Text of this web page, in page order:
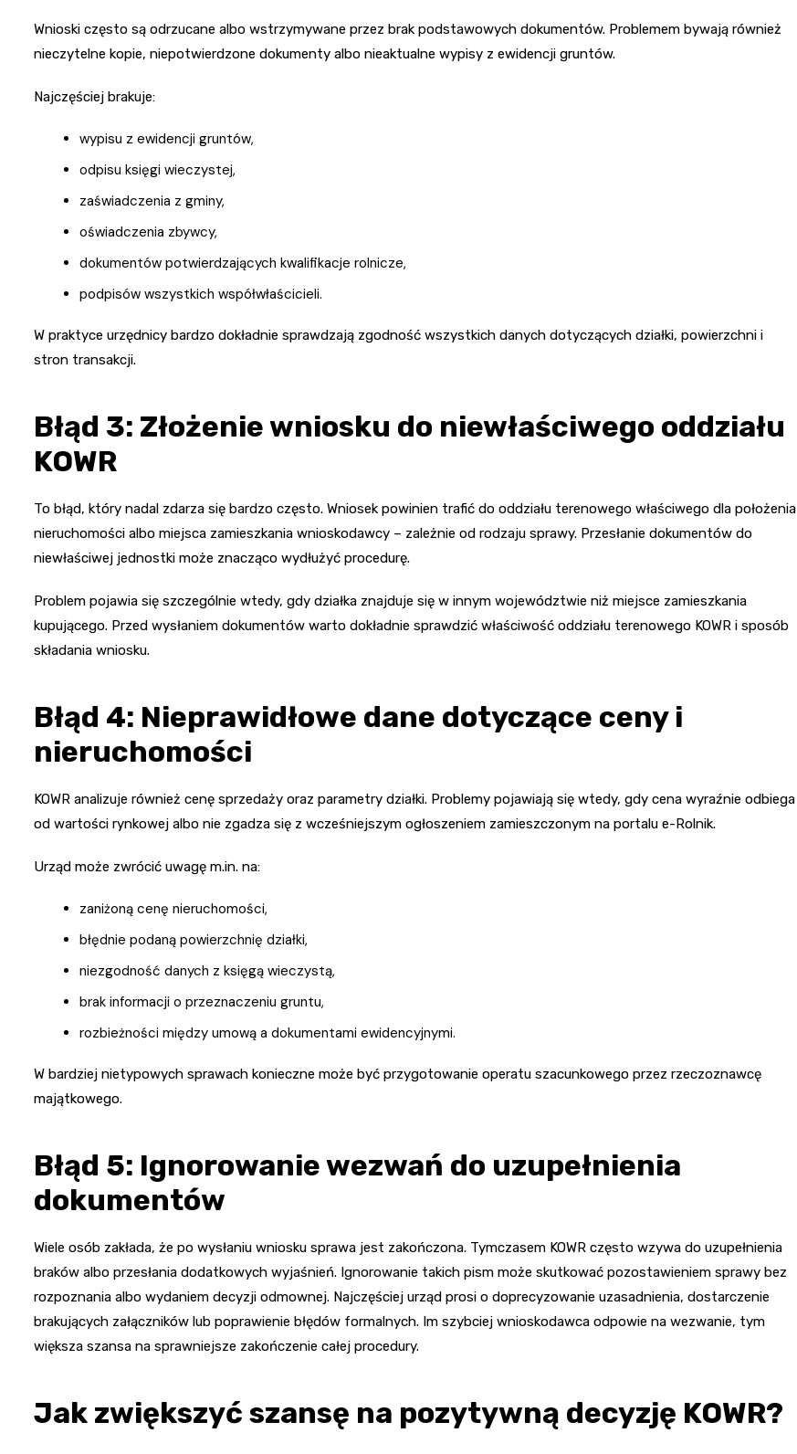
Wnioski często są odrzucane albo wstrzymywane przez brak podstawowych dokumentów. Problemem bywają również
nieczytelne kopie, niepotwierdzone dokumenty albo nieaktualne wypisy z ewidencji gruntów.
Najczęściej brakuje:
wypisu z ewidencji gruntów,
odpisu księgi wieczystej,
zaświadczenia z gminy,
oświadczenia zbywcy,
dokumentów potwierdzających kwalifikacje rolnicze,
podpisów wszystkich współwłaścicieli.
W praktyce urzędnicy bardzo dokładnie sprawdzają zgodność wszystkich danych dotyczących działki, powierzchni i
stron transakcji.
Błąd 3: Złożenie wniosku do niewłaściwego oddziału
KOWR
To błąd, który nadal zdarza się bardzo często. Wniosek powinien trafić do oddziału terenowego właściwego dla położenia
nieruchomości albo miejsca zamieszkania wnioskodawcy – zależnie od rodzaju sprawy. Przesłanie dokumentów do
niewłaściwej jednostki może znacząco wydłużyć procedurę.
Problem pojawia się szczególnie wtedy, gdy działka znajduje się w innym województwie niż miejsce zamieszkania
kupującego. Przed wysłaniem dokumentów warto dokładnie sprawdzić właściwość oddziału terenowego KOWR i sposób
składania wniosku.
Błąd 4: Nieprawidłowe dane dotyczące ceny i
nieruchomości
KOWR analizuje również cenę sprzedaży oraz parametry działki. Problemy pojawiają się wtedy, gdy cena wyraźnie odbiega
od wartości rynkowej albo nie zgadza się z wcześniejszym ogłoszeniem zamieszczonym na portalu e-Rolnik.
Urząd może zwrócić uwagę m.in. na:
zaniżoną cenę nieruchomości,
błędnie podaną powierzchnię działki,
niezgodność danych z księgą wieczystą,
brak informacji o przeznaczeniu gruntu,
rozbieżności między umową a dokumentami ewidencyjnymi.
W bardziej nietypowych sprawach konieczne może być przygotowanie operatu szacunkowego przez rzeczoznawcę
majątkowego.
Błąd 5: Ignorowanie wezwań do uzupełnienia
dokumentów
Wiele osób zakłada, że po wysłaniu wniosku sprawa jest zakończona. Tymczasem KOWR często wzywa do uzupełnienia
braków albo przesłania dodatkowych wyjaśnień. Ignorowanie takich pism może skutkować pozostawieniem sprawy bez
rozpoznania albo wydaniem decyzji odmownej. Najczęściej urząd prosi o doprecyzowanie uzasadnienia, dostarczenie
brakujących załączników lub poprawienie błędów formalnych. Im szybciej wnioskodawca odpowie na wezwanie, tym
większa szansa na sprawniejsze zakończenie całej procedury.
Jak zwiększyć szansę na pozytywną decyzję KOWR?